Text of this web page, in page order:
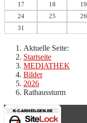
17
18 19
24
25 26
31
Aktuelle Seite:
Startseite
MEDIATHEK
Bilder
2026
Rathaussturm